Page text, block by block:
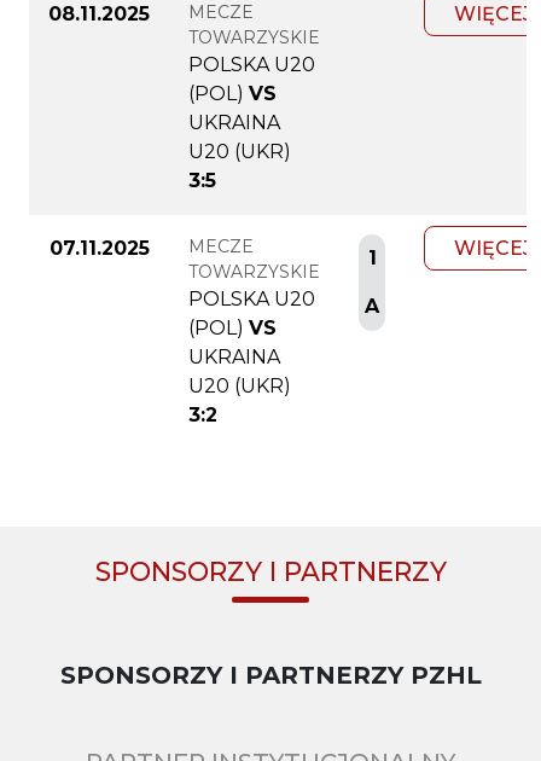
08.11.2025
MECZE
TOWARZYSKIE
POLSKA U20
(POL) VS
UKRAINA
U20 (UKR)
3:5
WIĘCEJ
07.11.2025
MECZE
TOWARZYSKIE
POLSKA U20
(POL) VS
UKRAINA
U20 (UKR)
3:2
1
A
WIĘCEJ
SPONSORZY I PARTNERZY
SPONSORZY I PARTNERZY PZHL